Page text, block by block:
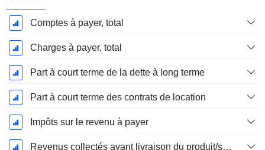
Comptes à payer, total
Charges à payer, total
Part à court terme de la dette à long terme
Part à court terme des contrats de location
Impôts sur le revenu à payer
Revenus collectés avant livraison du produit/service